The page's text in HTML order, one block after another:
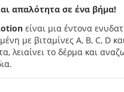
απαλότητα σε ένα βήμα!
είναι μια έντονα
με βιταμίνες A, B, C, D
λειαίνει το δέρμα και